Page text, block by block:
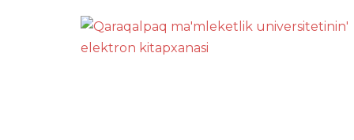
содержимому